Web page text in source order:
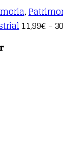
,
This
product
11,99€ –